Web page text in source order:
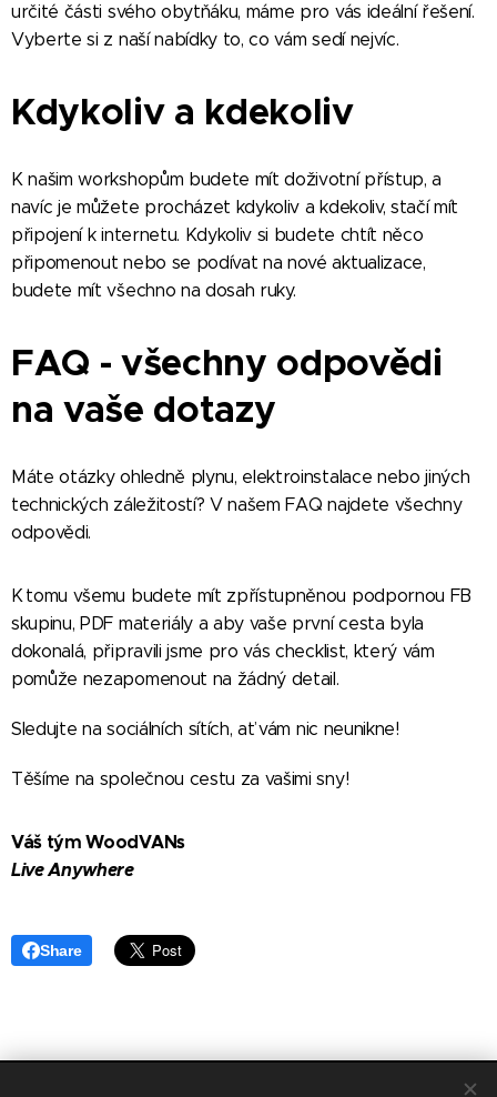
určité části svého obytňáku, máme pro vás ideální řešení.
Vyberte si z naší nabídky to, co vám sedí nejvíc.
Kdykoliv a kdekoliv
K našim workshopům budete mít doživotní přístup, a
navíc je můžete procházet kdykoliv a kdekoliv, stačí mít
připojení k internetu. Kdykoliv si budete chtít něco
připomenout nebo se podívat na nové aktualizace,
budete mít všechno na dosah ruky.
FAQ - všechny odpovědi
na vaše dotazy
Máte otázky ohledně plynu, elektroinstalace nebo jiných
technických záležitostí? V našem FAQ najdete všechny
odpovědi.
K tomu všemu budete mít zpřístupněnou podpornou FB
skupinu, PDF materiály a aby vaše první cesta byla
dokonalá, připravili jsme pro vás checklist, který vám
pomůže nezapomenout na žádný detail.
Sledujte na sociálních sítích, ať vám nic neunikne!
Těšíme na společnou cestu za vašimi sny!
Váš tým WoodVANs
Live Anywhere
Share